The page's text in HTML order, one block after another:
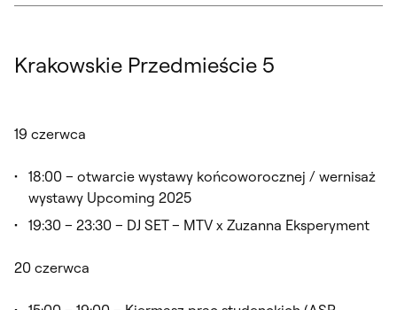
Krakowskie Przedmieście 5
19 czerwca
18:00 – otwarcie wystawy końcoworocznej / wernisaż
wystawy Upcoming 2025
19:30 – 23:30 – DJ SET – MTV x Zuzanna Eksperyment
20 czerwca